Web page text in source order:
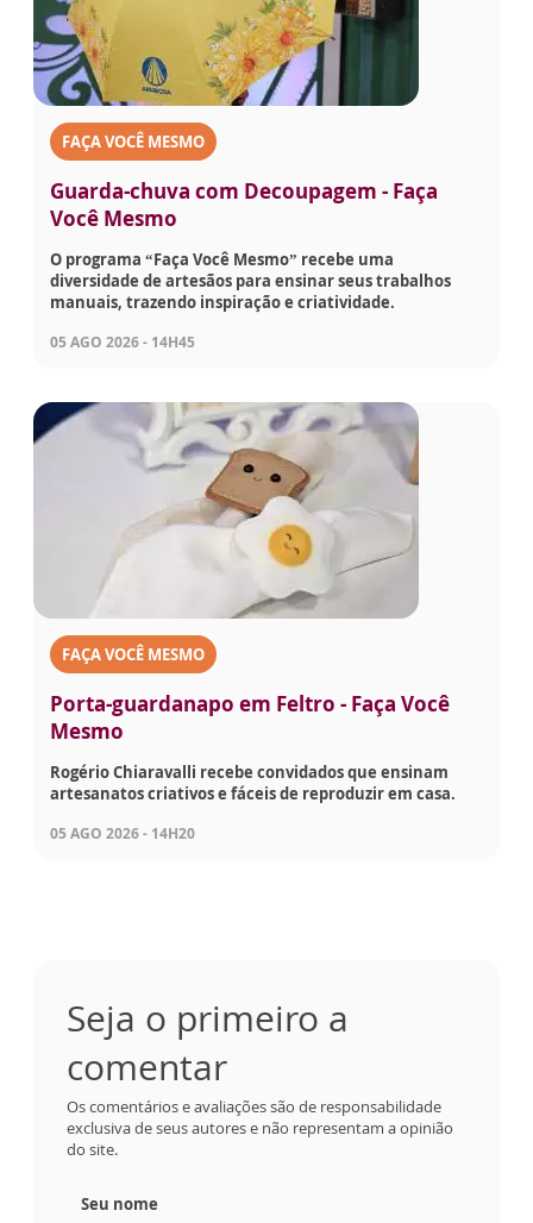
FAÇA VOCÊ MESMO
Guarda-chuva com Decoupagem - Faça
Você Mesmo
O programa “Faça Você Mesmo” recebe uma
diversidade de artesãos para ensinar seus trabalhos
manuais, trazendo inspiração e criatividade.
05 AGO 2026 - 14H45
FAÇA VOCÊ MESMO
Porta-guardanapo em Feltro - Faça Você
Mesmo
Rogério Chiaravalli recebe convidados que ensinam
artesanatos criativos e fáceis de reproduzir em casa.
05 AGO 2026 - 14H20
Seja o primeiro a
comentar
Os comentários e avaliações são de responsabilidade
exclusiva de seus autores e não representam a opinião
do site.
Seu nome